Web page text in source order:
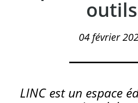
outils
04 février
LINC est un espace